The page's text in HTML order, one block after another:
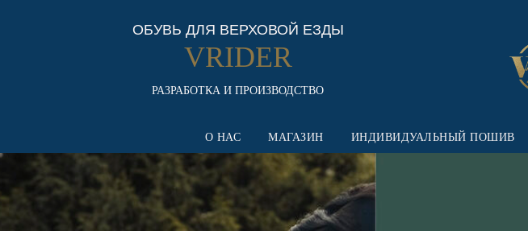
ОБУВЬ ДЛЯ ВЕРХОВОЙ ЕЗДЫ
VRIDER
РАЗРАБОТКА И ПРОИЗВОДСТВО
О НАС МАГАЗИН ИНДИВИДУАЛЬНЫЙ ПОШИВ